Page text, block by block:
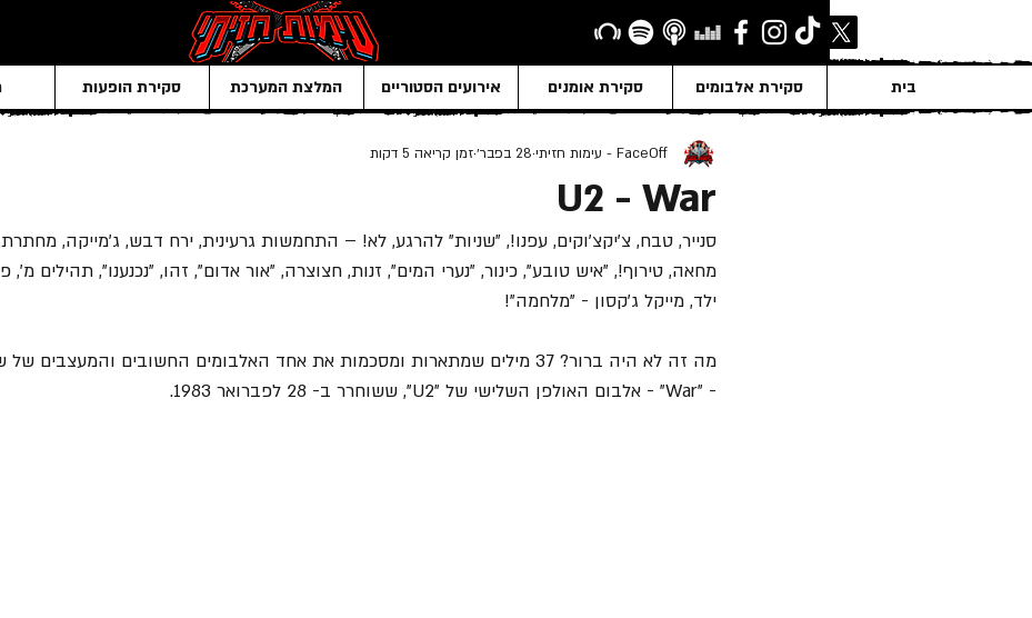
בית סקירת אלבומים סקירת אומנים אירועים הסטוריים המלצת המערכת סקירת הופעות
U2 - War
FaceOff - עימות חזיתי 28 בפבר׳ זמן קריאה 5 דקות
סנייר, טבח, צ'יקצ'וקים, עפנו!, "שניות" להרגע, לא! – התחמשות גרעינית, ירח דבש, ג'מייקה, מחתרת,
מחאה, טירוף!, "איש טובע", כינור, "נערי המים", זנות, חצוצרה, "אור אדום", זהו, "נכנענו", תהילים מ',
ילד, מייקל ג'קסון - "מלחמה"!
מה זה לא היה ברור? 37 מילים שמתארות ומסכמות את אחד האלבומים החשובים והמעצבים
- "War" - אלבום האולפן השלישי של "U2", ששוחרר ב- 28 לפברואר 1983.